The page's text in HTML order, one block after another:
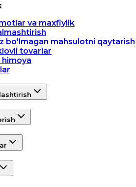
va maxfiylik
bo'lmagan mahsulotni qaytarish
tovarlar